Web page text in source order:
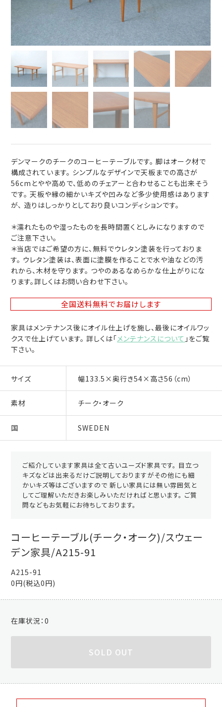
デンマークのチークのコーヒーテーブルです。 脚はオーク材で
構成されています。 シンプルなデザインで天板までの高さが
56cmとやや高めで、低めのチェアーと合わせることも出来そう
です。 天板や縁の細かいキズや凹みなど多少使用感はあります
が、 造りはしっかりとしており良いコンディションです。
＊濡れたものや湿ったものを長時間置くとしみになりますので
ご注意下さい。
＊当店ではご希望の方に、無料でウレタン塗装を行っておりま
す。 ウレタン塗装は、表面に塗膜を作ることで水や油などの汚
れから、木材を守ります。 つやのあるなめらかな仕上がりにな
ります。詳しくはお問い合わせ下さい。
全国送料無料でお届けします
家具はメンテナンス後にオイル仕上げを施し、最後にオイルワッ
クスで仕上げています。 詳しくは「メンテナンスについて 」をご覧
下さい。
サイズ 幅133.5×奥行き54×高さ56（cm）
素材 チーク・オーク
国 SWEDEN
ご紹介しています家具は全て古いユーズド家具です。 目立つ
キズなどは出来るだけご説明しておりますがその他にも細
かいキズ等はございますので 新しい家具には無い雰囲気と
してご理解いただきお楽しみいただければと思います。 ご質
問などもお気軽にお待ちしております。
コーヒーテーブル(チーク・オーク)/スウェー
デン家具/A215-91
A215-91
0円(税込0円)
在庫状況：0
SOLD OUT